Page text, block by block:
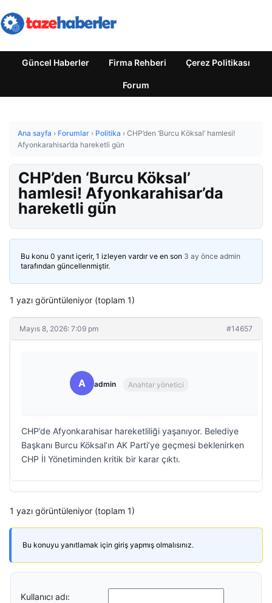
Güncel Haberler Firma Rehberi Çerez Politikası
Forum
Ana sayfa › Forumlar › Politika › CHP’den ‘Burcu Köksal’ hamlesi!
Afyonkarahisar’da hareketli gün
CHP’den ‘Burcu Köksal’
hamlesi! Afyonkarahisar’da
hareketli gün
Bu konu 0 yanıt içerir, 1 izleyen vardır ve en son 3 ay önce admin
tarafından güncellenmiştir.
1 yazı görüntüleniyor (toplam 1)
Mayıs 8, 2026: 7:09 pm #14657
A admin Anahtar yönetici
CHP’de Afyonkarahisar hareketliliği yaşanıyor. Belediye
Başkanı Burcu Köksal’ın AK Parti’ye geçmesi beklenirken
CHP İl Yönetiminden kritik bir karar çıktı.
1 yazı görüntüleniyor (toplam 1)
Bu konuyu yanıtlamak için giriş yapmış olmalısınız.
Kullanıcı adı: